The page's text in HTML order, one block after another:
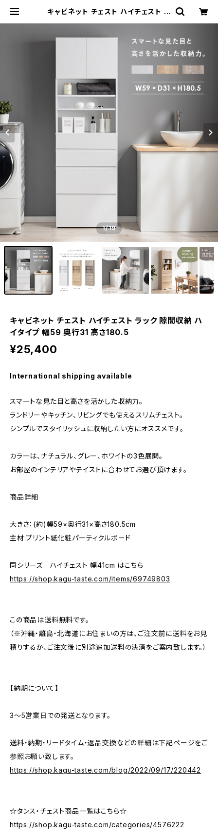
キャビネット チェスト ハイチェスト ラ
1/19
キャビネット チェスト ハイチェスト ラック 隙間収納 ハ
イタイプ 幅59 奥行31 高さ180.5
¥25,400
International shipping available
スマートな見た目と高さを活かした収納力。
ランドリーやキッチン、リビングでも使えるスリムチェスト。
シンプルでスタイリッシュに収納したい方にオススメです。
カラーは、ナチュラル、グレー、ホワイトの3色展開。
お部屋のインテリアやテイストに合わせてお選び頂けます。
商品詳細
大きさ：(約)幅59×奥行31×高さ180.5cm
主材:プリント紙化粧パーティクルボード
同シリーズ ハイチェスト 幅41cm はこちら
https://shop.kagu-taste.com/items/69749803
この商品は送料無料です。
（※沖縄・離島・北海道にお住まいの方は、ご注文前に送料をお見
積りするか、ご注文後に別途追加送料の決済をご案内致します。）
【納期について】
3〜5営業日での発送となります。
送料・納期・リードタイム・返品交換などの詳細は下記ページをご
参照お願い致します。
https://shop.kagu-taste.com/blog/2022/09/17/220442
☆タンス・チェスト商品一覧はこちら☆
https://shop.kagu-taste.com/categories/4576222